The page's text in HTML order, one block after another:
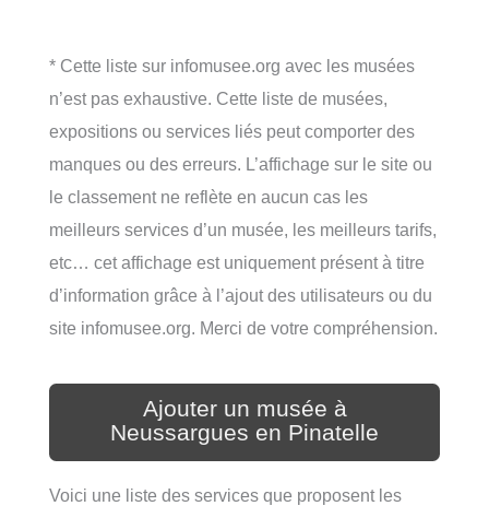
* Cette liste sur infomusee.org avec les musées
n’est pas exhaustive. Cette liste de musées,
expositions ou services liés peut comporter des
manques ou des erreurs. L’affichage sur le site ou
le classement ne reflète en aucun cas les
meilleurs services d’un musée, les meilleurs tarifs,
etc… cet affichage est uniquement présent à titre
d’information grâce à l’ajout des utilisateurs ou du
site infomusee.org. Merci de votre compréhension.
Ajouter un musée à
Neussargues en Pinatelle
Voici une liste des services que proposent les